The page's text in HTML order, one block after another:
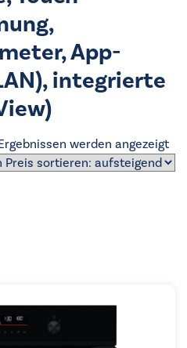
App-
integrierte
werden angezeigt